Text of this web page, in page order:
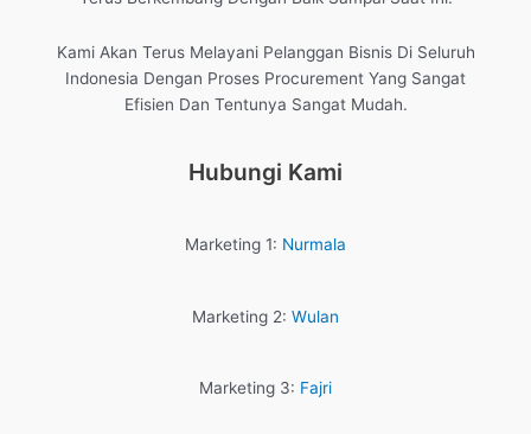
Kami Akan Terus Melayani Pelanggan Bisnis Di Seluruh
Indonesia Dengan Proses Procurement Yang Sangat
Efisien Dan Tentunya Sangat Mudah.
Hubungi Kami
Marketing 1: Nurmala
Marketing 2: Wulan
Marketing 3: Fajri